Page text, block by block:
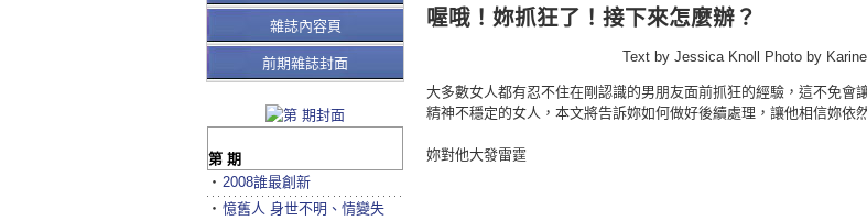
喔哦！妳抓狂了！接下來怎麼辦？
Text by Jessica Knoll Photo by
大多數女人都有忍不住在剛認識的男朋友面前抓狂的經驗，這不免會
精神不穩定的女人，本文將告訴妳如何做好後續處理，讓他相信妳依
妳對他大發雷霆
雜誌內容頁
前期雜誌封面
第 期
‧ 2008誰最創新
‧ 憶舊人 身世不明、情變失